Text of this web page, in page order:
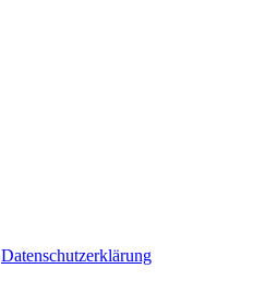
Datenschutzerklärung